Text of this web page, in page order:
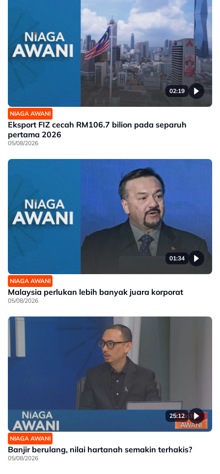
02:19
NIAGA AWANI
Eksport FIZ cecah RM106.7 bilion pada separuh
pertama 2026
05/08/2026
01:34
NIAGA AWANI
Malaysia perlukan lebih banyak juara korporat
05/08/2026
25:12
NIAGA AWANI
Banjir berulang, nilai hartanah semakin terhakis?
05/08/2026